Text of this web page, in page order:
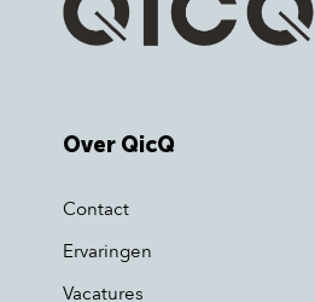
Over QicQ
Contact
Ervaringen
Vacatures